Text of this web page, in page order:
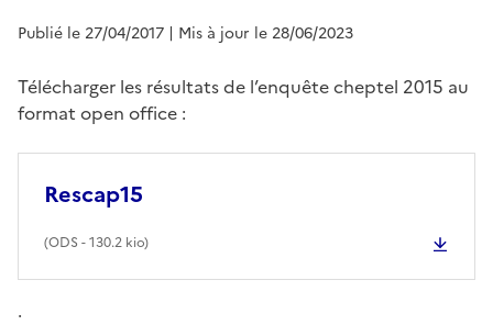
Publié le 27/04/2017 | Mis à jour le 28/06/2023
Télécharger les résultats de l’enquête cheptel 2015 au
format open office :
Rescap15
(ODS - 130.2 kio)
.